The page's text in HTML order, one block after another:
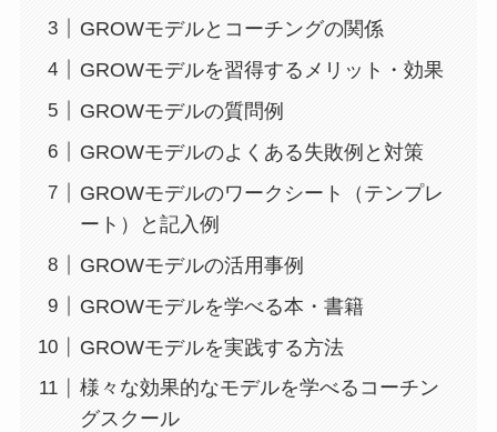
GROWモデルとコーチングの関係
GROWモデルを習得するメリット・効果
GROWモデルの質問例
GROWモデルのよくある失敗例と対策
GROWモデルのワークシート（テンプレ
ート）と記入例
GROWモデルの活用事例
GROWモデルを学べる本・書籍
GROWモデルを実践する方法
様々な効果的なモデルを学べるコーチン
グスクール